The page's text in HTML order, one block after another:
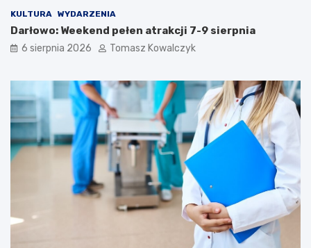
KULTURA WYDARZENIA
Darłowo: Weekend pełen atrakcji 7-9 sierpnia
6 sierpnia 2026 Tomasz Kowalczyk